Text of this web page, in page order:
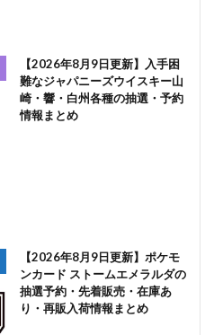
【2026年8月9日更新】入手困
難なジャパニーズウイスキー山
崎・響・白州各種の抽選・予約
情報まとめ
【2026年8月9日更新】ポケモ
ンカード ストームエメラルダの
抽選予約・先着販売・在庫あ
り・再販入荷情報まとめ